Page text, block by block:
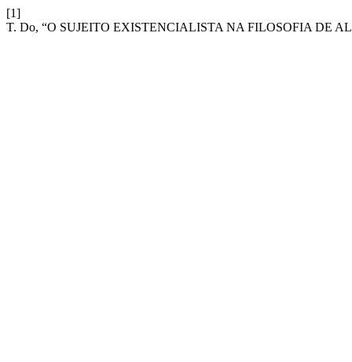
[1]
T. Do, “O SUJEITO EXISTENCIALISTA NA FILOSOFIA DE